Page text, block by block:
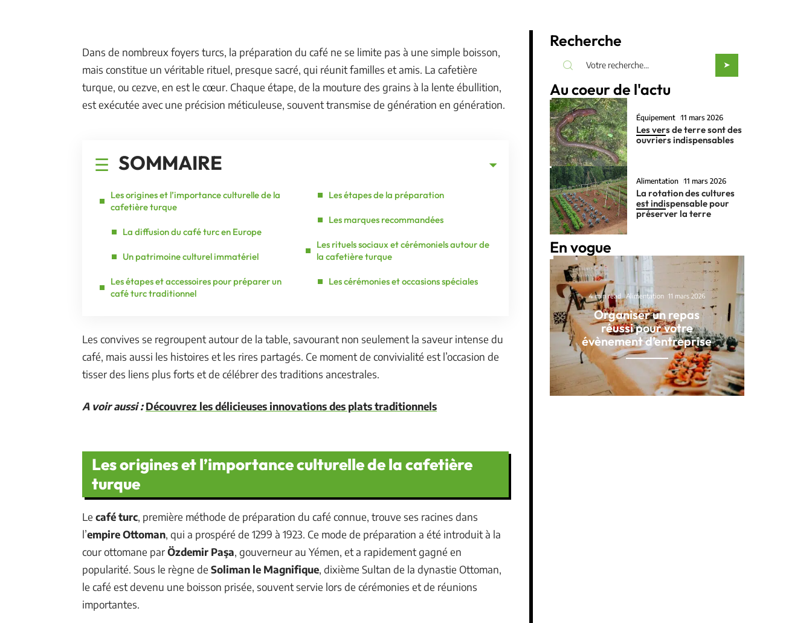
Dans de nombreux foyers turcs, la préparation du café ne se limite pas à une simple boisson,
mais constitue un véritable rituel, presque sacré, qui réunit familles et amis. La cafetière
turque, ou cezve, en est le cœur. Chaque étape, de la mouture des grains à la lente ébullition,
est exécutée avec une précision méticuleuse, souvent transmise de génération en génération.
SOMMAIRE
Les origines et l’importance culturelle de la
cafetière turque
La diffusion du café turc en Europe
Un patrimoine culturel immatériel
Les étapes et accessoires pour préparer un
café turc traditionnel
Les étapes de la préparation
Les marques recommandées
Les rituels sociaux et cérémoniels autour de
la cafetière turque
Les cérémonies et occasions spéciales
Les convives se regroupent autour de la table, savourant non seulement la saveur intense du
café, mais aussi les histoires et les rires partagés. Ce moment de convivialité est l’occasion de
tisser des liens plus forts et de célébrer des traditions ancestrales.
A voir aussi : Découvrez les délicieuses innovations des plats traditionnels
Les origines et l’importance culturelle de la cafetière
turque
Le café turc, première méthode de préparation du café connue, trouve ses racines dans
l’empire Ottoman, qui a prospéré de 1299 à 1923. Ce mode de préparation a été introduit à la
cour ottomane parÖzdemir Paşa, gouverneur au Yémen, et a rapidement gagné en
popularité. Sous le règne de Soliman le Magnifique, dixième Sultan de la dynastie Ottoman,
le café est devenu une boisson prisée, souvent servie lors de cérémonies et de réunions
importantes.
Recherche
Au coeur de l'actu
Équipement 11 mars 2026
Les vers de terre sont des
ouvriers indispensables
Alimentation 11 mars 2026
La rotation des cultures
est indispensable pour
préserver la terre
En vogue
4 min read Alimentation 11 mars 2026
Organiser un repas
réussi pour votre
évènement d’entreprise